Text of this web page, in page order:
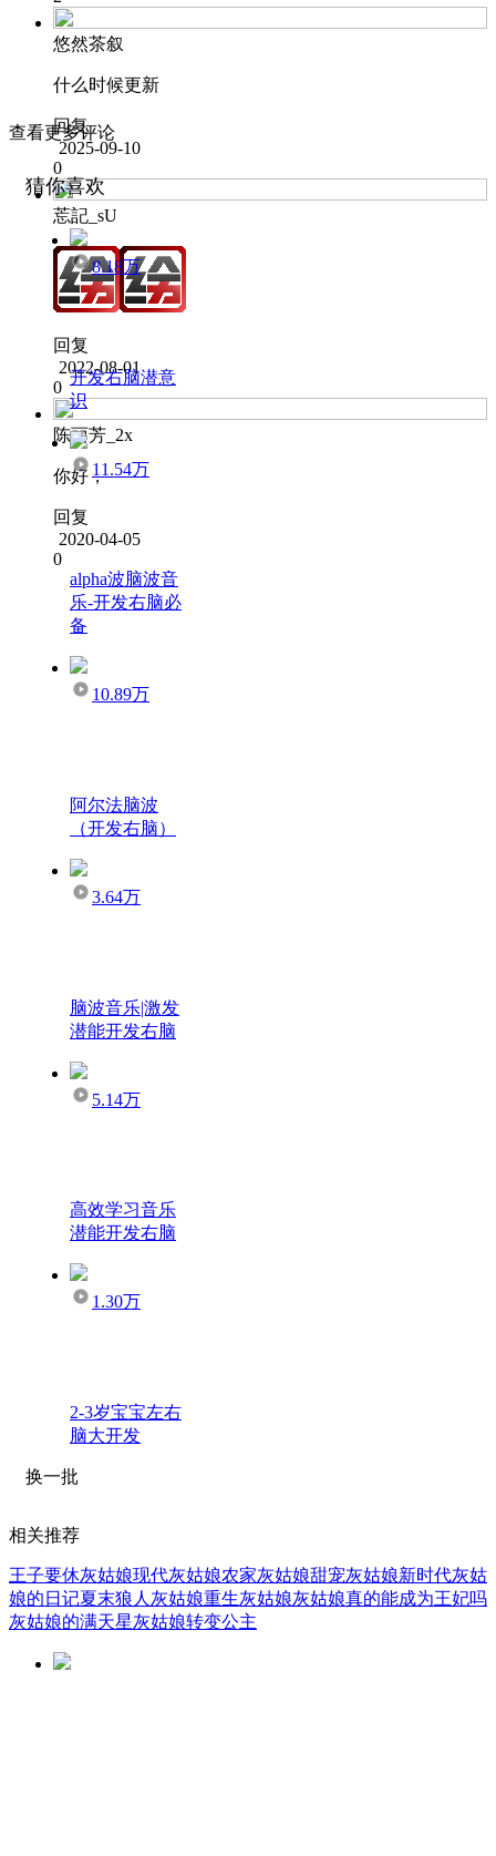
悠然茶叙
什么时候更新
回复
2025-09-10
0
莣記_sU
回复
2022-08-01
0
陈丽芳_2x
你好，
回复
2020-04-05
0
查看更多评论
猜你喜欢
8.18万
开发右脑潜意
识
11.54万
alpha波脑波音
乐-开发右脑必
备
10.89万
阿尔法脑波
（开发右脑）
3.64万
脑波音乐|激发
潜能开发右脑
5.14万
高效学习音乐
潜能开发右脑
1.30万
2-3岁宝宝左右
脑大开发
换一批
相关推荐
王子要休灰姑娘现代灰姑娘农家灰姑娘甜宠灰姑娘新时代灰姑
娘的日记夏末狼人灰姑娘重生灰姑娘灰姑娘真的能成为王妃吗
灰姑娘的满天星灰姑娘转变公主